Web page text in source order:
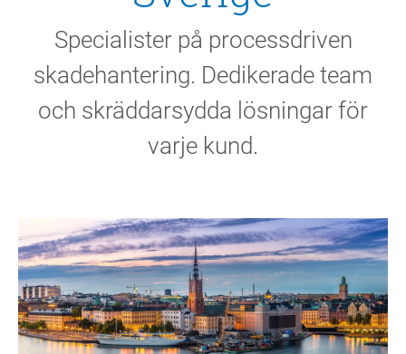
Specialister på processdriven
skadehantering. Dedikerade team
och skräddarsydda lösningar för
varje kund.